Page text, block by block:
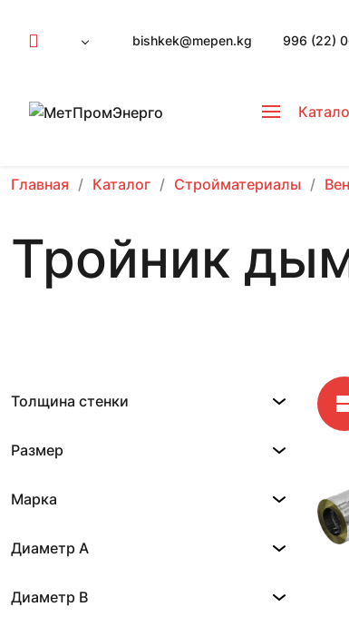
bishkek@mepen.kg 996 (22)
Главная Каталог Стройматериалы
Тройник
Толщина стенки
Размер
Марка
Диаметр A
Диаметр B